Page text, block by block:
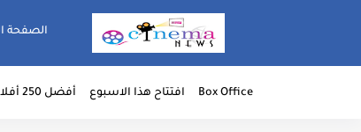
الصفحة
Box Office افتتاح هذا الاسبوع أفضل 250 أفلام